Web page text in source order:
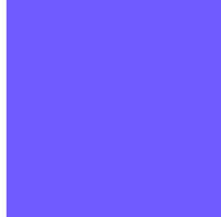
On peut voir que chacun des clients, qui
tablettes ou des téléphones, vont se
se trouvera notre code. Ensuite ce
connecter à une banque de données qui
Ainsi, tout le monde a accès au même
Comment utiliser une
Pour pouvoir sauvegarder des
stockage, il va être nécessaire de faire 2